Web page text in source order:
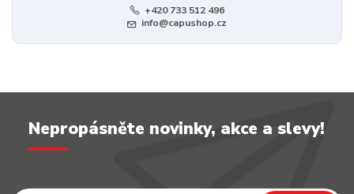
+420 733 512 496
info@capushop.cz
Nepropásněte novinky, akce a slevy!